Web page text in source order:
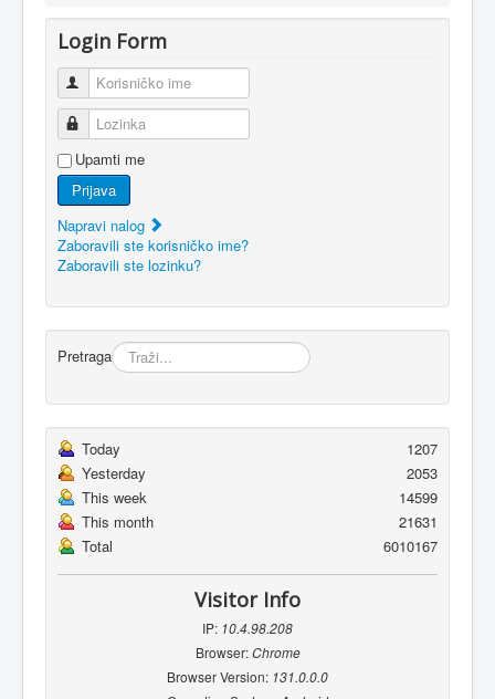
Login Form
Korisničko ime
Lozinka
Upamti me
Prijava
Napravi nalog
Zaboravili ste korisničko ime?
Zaboravili ste lozinku?
Pretraga
Today
1207
Yesterday
2053
This week
14599
This month
21631
Total
6010167
Visitor Info
IP: 10.4.98.208
Browser:Chrome
Browser Version: 131.0.0.0